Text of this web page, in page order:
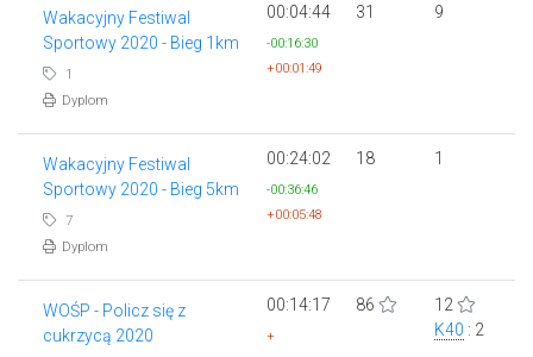
Wakacyjny Festiwal
Sportowy 2020 - Bieg 1km
1
Dyplom
00:04:44
-00:16:30
+00:01:49
31 9
Wakacyjny Festiwal
Sportowy 2020 - Bieg 5km
7
Dyplom
00:24:02
-00:36:46
+00:05:48
18 1
WOŚP - Policz się z
cukrzycą 2020
00:14:17
+
86
12
K40 : 2